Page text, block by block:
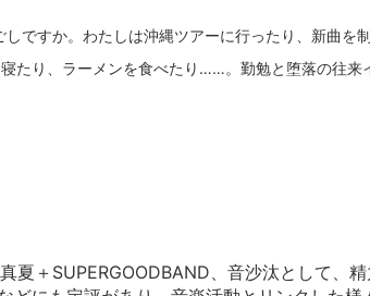
ですか。わたしは沖縄ツアーに行ったり、新曲を
たり、ラーメンを食べたり……。勤勉と堕落の往来
夏＋SUPERGOODBAND、音沙汰として、